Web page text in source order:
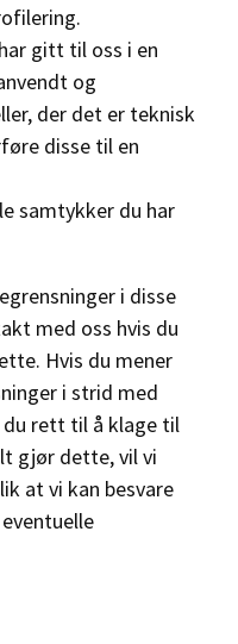
gitt til oss i en
og
der det er teknisk
disse til en
samtykker du har
i disse
med oss hvis du
Hvis du mener
i strid med
du rett til å klage til
gjør dette, vil vi
at vi kan besvare